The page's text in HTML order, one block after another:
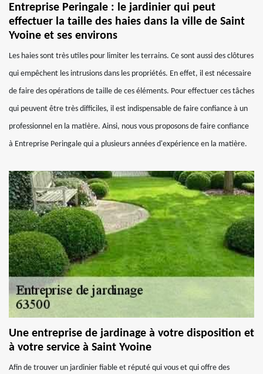
Entreprise Peringale : le jardinier qui peut
effectuer la taille des haies dans la ville de Saint
Yvoine et ses environs
Les haies sont très utiles pour limiter les terrains. Ce sont aussi des clôtures
qui empêchent les intrusions dans les propriétés. En effet, il est nécessaire
de faire des opérations de taille de ces éléments. Pour effectuer ces tâches
qui peuvent être très difficiles, il est indispensable de faire confiance à un
professionnel en la matière. Ainsi, nous vous proposons de faire confiance
à Entreprise Peringale qui a plusieurs années d'expérience en la matière.
Une entreprise de jardinage à votre disposition et
à votre service à Saint Yvoine
Afin de trouver un jardinier fiable et réputé qui vous et qui offre des